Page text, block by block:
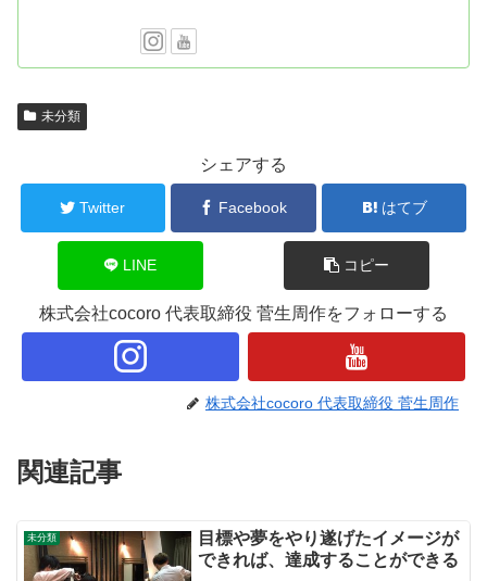
未分類
シェアする
Twitter Facebook はてブ
LINE コピー
株式会社cocoro 代表取締役 菅生周作をフォローする
株式会社cocoro 代表取締役 菅生周作
関連記事
未分類
目標や夢をやり遂げたイメージが
できれば、達成することができる